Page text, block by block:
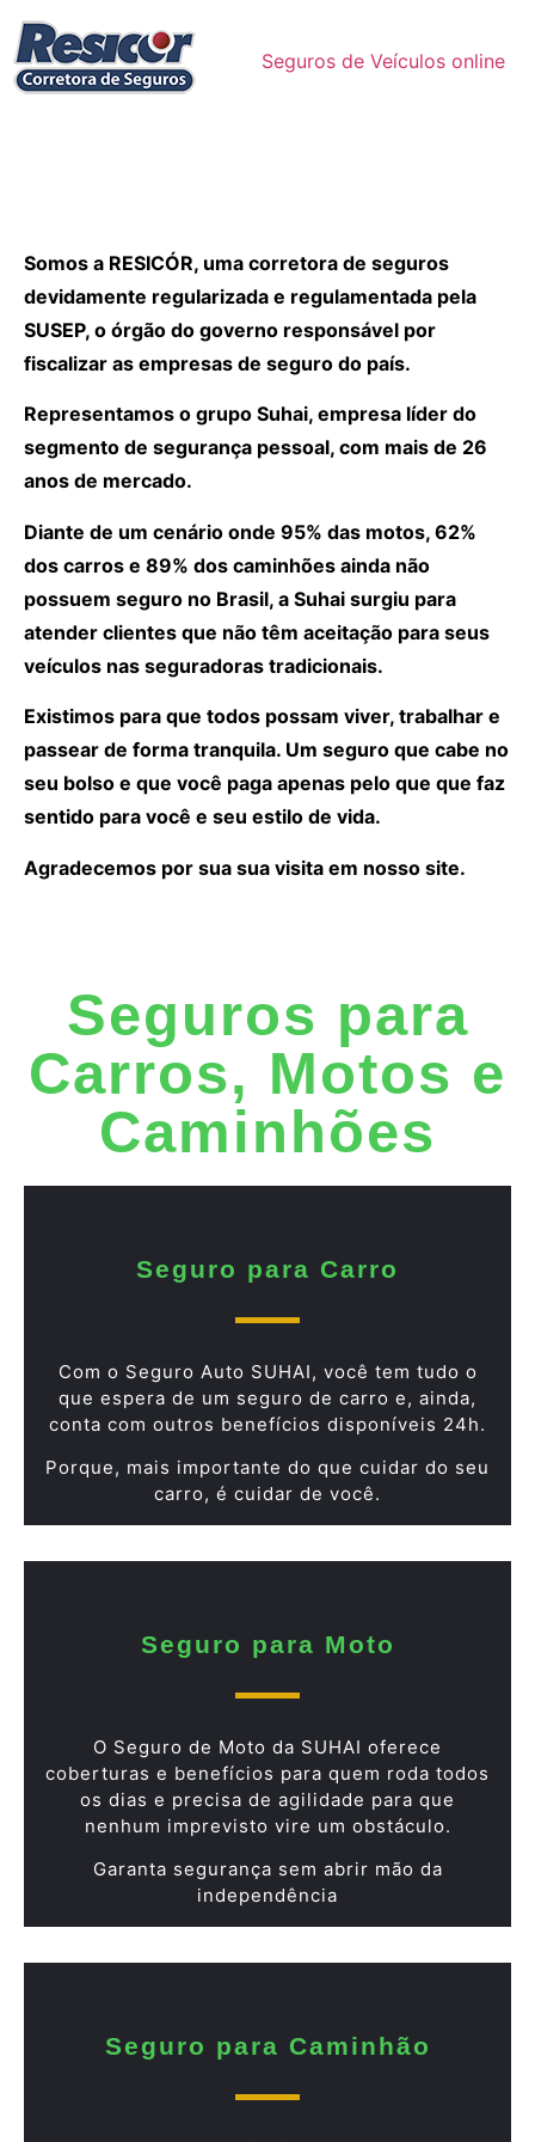
Seguros de Veículos online
Somos a RESICÓR, uma corretora de seguros
devidamente regularizada e regulamentada pela
SUSEP, o órgão do governo responsável por
fiscalizar as empresas de seguro do país.
Representamos o grupo Suhai, empresa líder do
segmento de segurança pessoal, com mais de 26
anos de mercado.
Diante de um cenário onde 95% das motos, 62%
dos carros e 89% dos caminhões ainda não
possuem seguro no Brasil, a Suhai surgiu para
atender clientes que não têm aceitação para seus
veículos nas seguradoras tradicionais.
Existimos para que todos possam viver, trabalhar e
passear de forma tranquila. Um seguro que cabe no
seu bolso e que você paga apenas pelo que que faz
sentido para você e seu estilo de vida.
Agradecemos por sua sua visita em nosso site.
Seguros para
Carros, Motos e
Caminhões
Seguro para Carro
Com o Seguro Auto SUHAI, você tem tudo o
que espera de um seguro de carro e, ainda,
conta com outros benefícios disponíveis 24h.
Porque, mais importante do que cuidar do seu
carro, é cuidar de você.
Seguro para Moto
O Seguro de Moto da SUHAI oferece
coberturas e benefícios para quem roda todos
os dias e precisa de agilidade para que
nenhum imprevisto vire um obstáculo.
Garanta segurança sem abrir mão da
independência
Seguro para Caminhão